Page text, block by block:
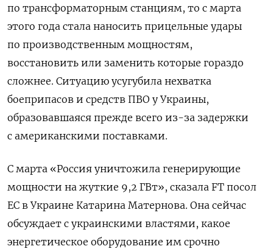
по трансформаторным станциям, то с марта
этого года стала наносить прицельные удары
по производственным мощностям,
восстановить или заменить которые гораздо
сложнее. Ситуацию усугубила нехватка
боеприпасов и средств ПВО у Украины,
образовавшаяся прежде всего из-за задержки
с американскими поставками.
С марта «Россия уничтожила генерирующие
мощности на жуткие 9,2 ГВт», сказала FT посол
ЕС в Украине Катарина Матернова. Она сейчас
обсуждает с украинскими властями, какое
энергетическое оборудование им срочно